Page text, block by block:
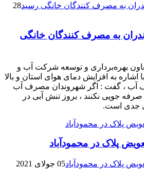
28
به مصرف كنندگان خانگی
بهره‌برداری و توسعه شرکت آب و
اشاره به افزایش دمای هوای استان و بالا
آب ، گفت : اگر شهروندان مصرف آب
جویی نکنند ، بروز تنش آبی در
جدی است.
پلاک در محمودآباد
05 جولای 2021